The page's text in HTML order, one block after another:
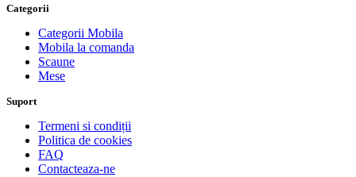
Categorii
Categorii Mobila
Mobila la comanda
Scaune
Mese
Suport
Termeni si condiții
Politica de cookies
FAQ
Contacteaza-ne